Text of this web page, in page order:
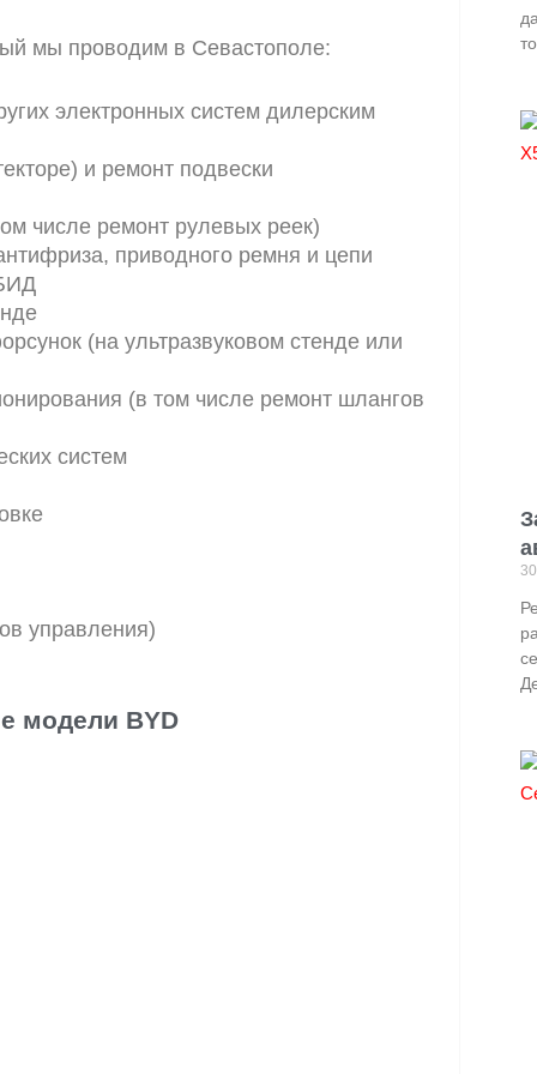
мы проводим в Севастополе:
электронных систем дилерским
и ремонт подвески
числе ремонт рулевых реек)
приводного ремня и цепи
(на ультразвуковом стенде или
(в том числе ремонт шлангов
систем
управления)
модели BYD